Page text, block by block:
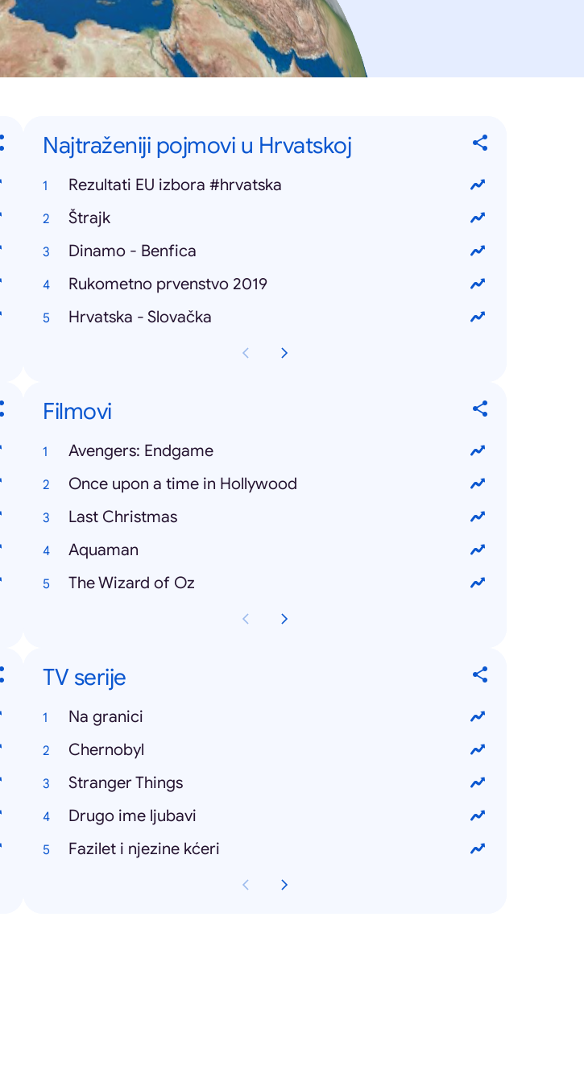
Najtraženiji pojmovi u Hrvatskoj
Rezultati EU izbora #hrvatska
Štrajk
Dinamo - Benfica
Rukometno prvenstvo 2019
Hrvatska - Slovačka
Filmovi
Avengers: Endgame
Once upon a time in Hollywood
Last Christmas
Aquaman
The Wizard of Oz
TV serije
Na granici
Chernobyl
Stranger Things
Drugo ime ljubavi
Fazilet i njezine kćeri